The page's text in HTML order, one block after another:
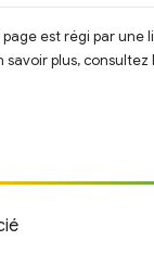
est régi par une
savoir plus, consultez